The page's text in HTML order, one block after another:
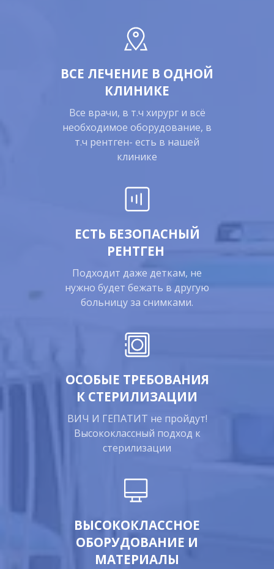
ВСЕ ЛЕЧЕНИЕ В ОДНОЙ
КЛИНИКЕ
Все врачи, в т.ч хирург и всё
необходимое оборудование, в
т.ч рентген- есть в нашей
клинике
ЕСТЬ БЕЗОПАСНЫЙ
РЕНТГЕН
Подходит даже деткам, не
нужно будет бежать в другую
больницу за снимками.
ОСОБЫЕ ТРЕБОВАНИЯ
К СТЕРИЛИЗАЦИИ
ВИЧ И ГЕПАТИТ не пройдут!
Высококлассный подход к
стерилизации
ВЫСОКОКЛАССНОЕ
ОБОРУДОВАНИЕ И
МАТЕРИАЛЫ